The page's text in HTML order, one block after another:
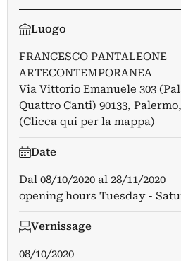
Luogo
FRANCESCO PANTALEONE
ARTECONTEMPORANEA
Via Vittorio Emanuele 303
Quattro Canti) 90133,
(Clicca qui per la mappa)
Date
Dal 08/10/2020 al 28/11/2020
opening hours Tuesday -
Vernissage
08/10/2020